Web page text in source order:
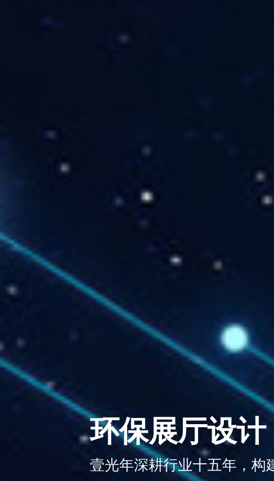
环保展厅设计
壹光年深耕行业十五年，构